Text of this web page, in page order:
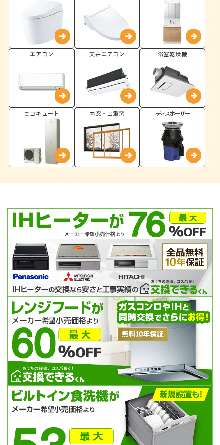
エアコン 天井エアコン 浴室乾燥機
エコキュート 内窓・二重窓 ディスポーザー